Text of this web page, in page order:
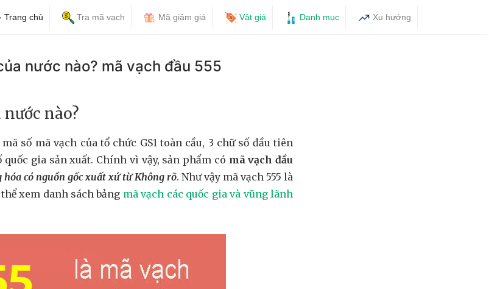
Trang chủ Tra mã vạch Mã giảm giá Vật giá Danh mục Xu hướng
nước nào? mã vạch đầu 555
nước nào?
số mã vạch của tổ chức GS1 toàn cầu, 3 chữ số đầu tiên
gia sản xuất. Chính vì vậy, sản phẩm có mã vạch đầu
hóa có nguồn gốc xuất xứ từ Không rõ. Như vậy mã vạch 555 là
xem danh sách bảng mã vạch các quốc gia và vũng lãnh